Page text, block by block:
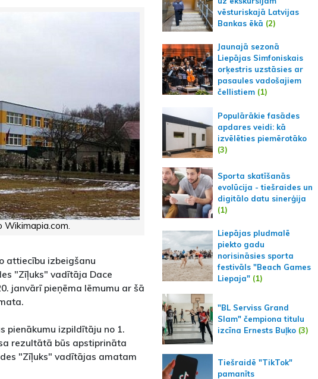
Wikimapia.com.
attiecību izbeigšanu
"Zīļuks" vadītāja Dace
janvārī pieņēma lēmumu ar šā
pienākumu izpildītāju no 1.
rezultātā būs apstiprināta
"Zīļuks" vadītājas amatam
vēsturiskajā Latvijas
Bankas ēkā (2)
Jaunajā sezonā
Liepājas Simfoniskais
orķestris uzstāsies ar
pasaules vadošajiem
čellistiem(1)
Populārākie fasādes
apdares veidi: kā
izvēlēties piemērotāko
(3)
Sporta skatīšanās
evolūcija - tiešraides un
digitālo datu sinerģija
(1)
Liepājas pludmalē
piekto gadu
norisināsies sporta
festivāls "Beach Games
Liepaja"(1)
"BL Serviss Grand
Slam" čempiona titulu
izcīna Ernests Buļko(3)
Tiešraidē "TikTok"
pamanīts